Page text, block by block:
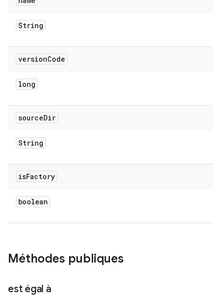
String
versionCode
long
sourceDir
String
isFactory
boolean
Méthodes publiques
est égal à